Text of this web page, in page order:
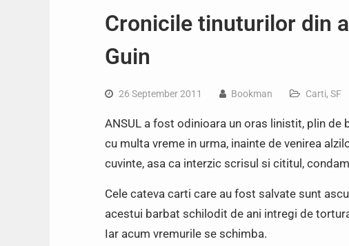
Cronicile tinuturilor din
Guin
26 September 2011 Bookman Carti, SF
ANSUL a fost odinioara un oras linistit, plin
cu multa vreme in urma, inainte de venirea
cuvinte, asa ca interzic scrisul si cititul,
Cele cateva carti care au fost salvate sunt
acestui barbat schilodit de ani intregi de
Iar acum vremurile se schimba.